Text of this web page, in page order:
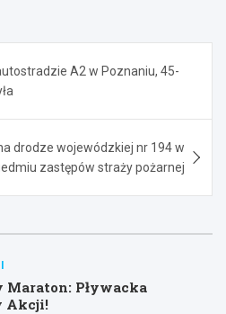
A2 w Poznaniu, 45-
drodze wojewódzkiej nr 194 w
zastępów straży pożarnej
Pływacka
Akcji!